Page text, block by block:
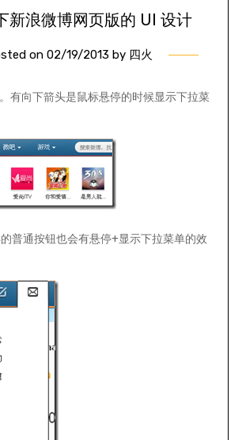
新浪微博网页版的 UI 设计
on 02/19/2013 by 四火
有向下箭头是鼠标悬停的时候显示下拉菜
普通按钮也会有悬停+显示下拉菜单的效